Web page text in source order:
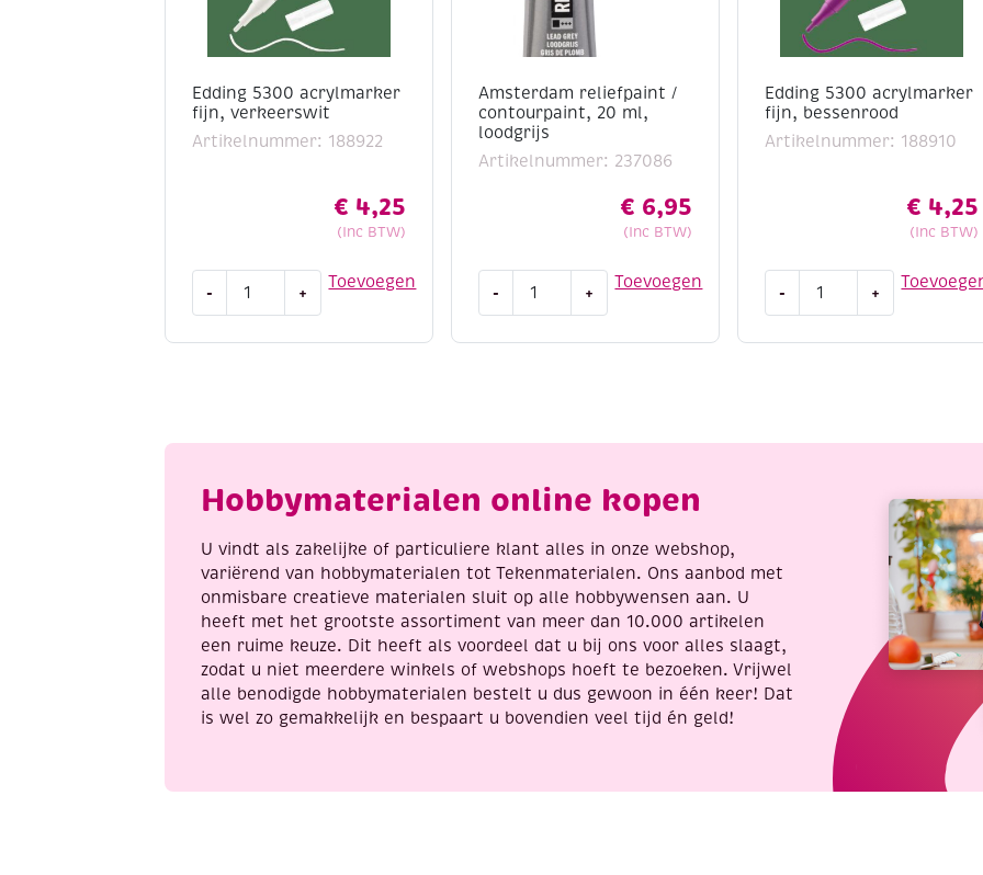
Edding 5300 acrylmarker
fijn, verkeerswit
Artikelnummer: 188922
€ 4,25
(Inc BTW)
Toevoegen
- +
Amsterdam reliefpaint /
contourpaint, 20 ml,
loodgrijs
Artikelnummer: 237086
€ 6,95
(Inc BTW)
Toevoegen
- +
Edding 5300 acrylmarker
fijn, bessenrood
Artikelnummer: 188910
€ 4,25
(Inc BTW)
- +
Hobbymaterialen online kopen
U vindt als zakelijke of particuliere klant alles in onze webshop,
variërend van hobbymaterialen tot Tekenmaterialen. Ons aanbod met
onmisbare creatieve materialen sluit op alle hobbywensen aan. U
heeft met het grootste assortiment van meer dan 10.000 artikelen
een ruime keuze. Dit heeft als voordeel dat u bij ons voor alles slaagt,
zodat u niet meerdere winkels of webshops hoeft te bezoeken. Vrijwel
alle benodigde hobbymaterialen bestelt u dus gewoon in één keer! Dat
is wel zo gemakkelijk en bespaart u bovendien veel tijd én geld!